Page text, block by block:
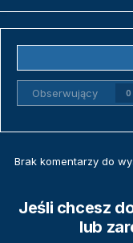
Obserwujący 0
Brak komentarzy do
Jeśli chcesz
lub